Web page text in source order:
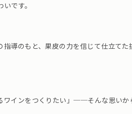
です。
導のもと、果皮の力を信じて仕立てた
ワインをつくりたい」──そんな思いか